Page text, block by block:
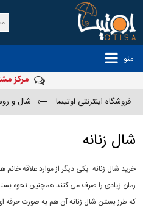
منو
مرکز
فروشگاه اینترنتی اوتیسا —› شال و
شال زنانه
خرید شال زنانه. یکی دیگر از موارد علاقه
زمان زیادی را صرف می کنند همچنین نحوه
که طرز بستن شال زنانه آن هم به صورت حرفه